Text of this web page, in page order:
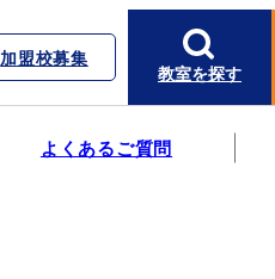
加盟校募集
教室を探す
よくあるご質問